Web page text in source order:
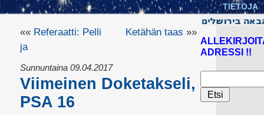
TIETOJA
«« Referaatti: Pelli
ja
Ketähän taas »»
Sunnuntaina 09.04.2017
Viimeinen Doketakseli,
PSA 16
ADRESSI !!